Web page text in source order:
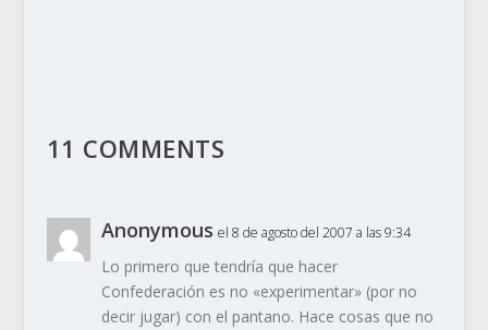
11 COMMENTS
Anonymous el 8 de agosto del 2007 a las 9:34
Lo primero que tendría que hacer
Confederación es no «experimentar» (por no
decir jugar) con el pantano. Hace cosas que no